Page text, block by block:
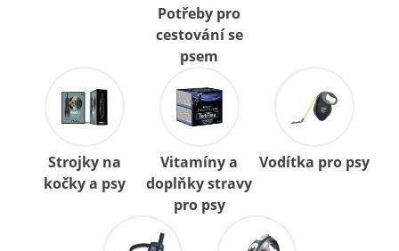
Potřeby pro
cestování se
psem
Strojky na
kočky a psy
Vitamíny a
doplňky stravy
pro psy
Vodítka pro psy